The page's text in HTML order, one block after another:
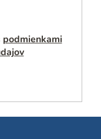
podmienkami